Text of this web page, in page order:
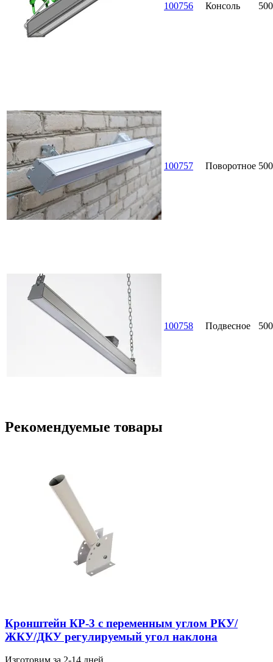
100756 Консоль
100757 Поворотное
100758 Подвесное
Рекомендуемые товары
Кронштейн КР-3 с переменным углом РКУ/
ЖКУ/ДКУ регулируемый угол наклона